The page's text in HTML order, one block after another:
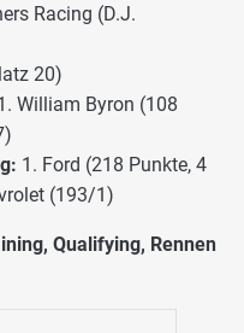
Racing (D.J.
20)
William Byron (108
1. Ford (218 Punkte, 4
(193/1)
Qualifying, Rennen